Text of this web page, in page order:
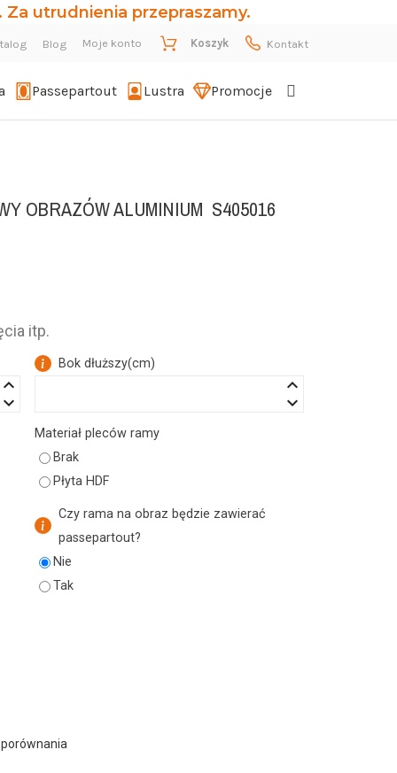
utrudnienia przepraszamy.
Blog Moje konto Koszyk Kontakt
Passepartout Lustra Promocje
OBRAZÓW ALUMINIUM S405016
itp.
Bok dłuższy(cm)
keyboard_arrow_up
keyboard_arrow_down
Materiał pleców ramy
Brak
Płyta HDF
Czy rama na obraz będzie zawierać
passepartout?
Nie
Tak